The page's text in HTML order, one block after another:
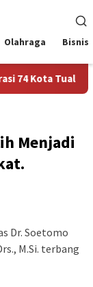
Olahraga Bisnis
Ruas Jalan
Menjadi
Dr. Soetomo
M.Si. terbang